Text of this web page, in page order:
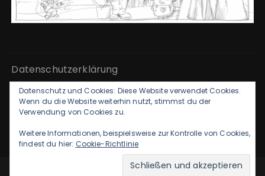
Datenschutzerklärung
Kontakt & Impressum
Datenschutz und Cookies: Diese Website verwendet Cookies.
Wenn du die Website weiterhin nutzt, stimmst du der
Verwendung von Cookies zu.
Weitere Informationen, beispielsweise zur Kontrolle von Cookies,
findest du hier: Cookie-Richtlinie